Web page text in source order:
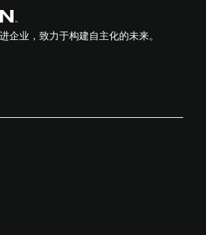
企业，致力于构建自主化的未来。